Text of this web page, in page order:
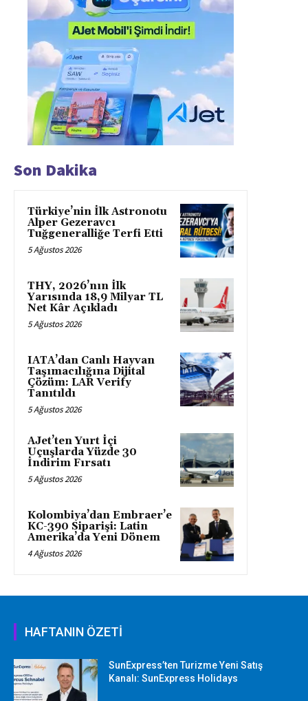
Son Dakika
Türkiye’nin İlk Astronotu
Alper Gezeravcı
Tuğgeneralliğe Terfi Etti
5 Ağustos 2026
THY, 2026’nın İlk
Yarısında 18,9 Milyar TL
Net Kâr Açıkladı
5 Ağustos 2026
IATA’dan Canlı Hayvan
Taşımacılığına Dijital
Çözüm: LAR Verify
Tanıtıldı
5 Ağustos 2026
AJet’ten Yurt İçi
Uçuşlarda Yüzde 30
İndirim Fırsatı
5 Ağustos 2026
Kolombiya’dan Embraer’e
KC-390 Siparişi: Latin
Amerika’da Yeni Dönem
4 Ağustos 2026
HAFTANIN ÖZETİ
SunExpress’ten Turizme Yeni Satış
Kanalı: SunExpress Holidays